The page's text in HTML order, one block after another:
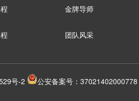
金牌导师
团队风采
号-2 公安备案号：37021402000778